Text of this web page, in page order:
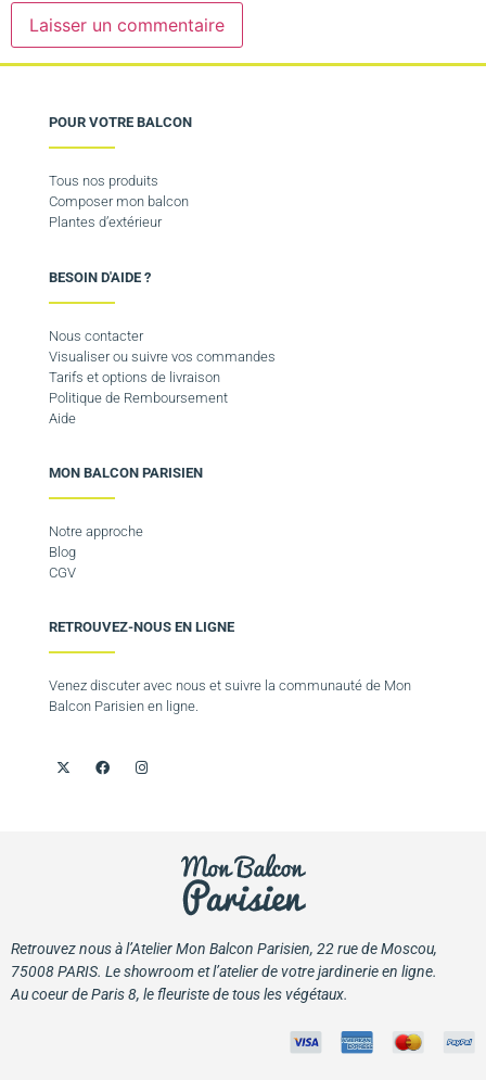
POUR VOTRE BALCON
Tous nos produits
Composer mon balcon
Plantes d’extérieur
BESOIN D'AIDE ?
Nous contacter
Visualiser ou suivre vos commandes
Tarifs et options de livraison
Politique de Remboursement
Aide
MON BALCON PARISIEN
Notre approche
Blog
CGV
RETROUVEZ-NOUS EN LIGNE
Venez discuter avec nous et suivre la communauté de Mon
Balcon Parisien en ligne.
Retrouvez nous à l’Atelier Mon Balcon Parisien, 22 rue de Moscou,
75008 PARIS. Le showroom et l’atelier de votre jardinerie en ligne.
Au coeur de Paris 8, le fleuriste de tous les végétaux.